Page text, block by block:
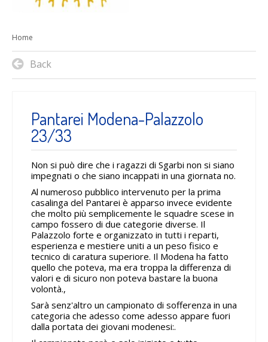
Home
Back
Pantarei Modena-Palazzolo
23/33
Non si può dire che i ragazzi di Sgarbi non si siano
impegnati o che siano incappati in una giornata no.
Al numeroso pubblico intervenuto per la prima
casalinga del Pantarei è apparso invece evidente
che molto più semplicemente le squadre scese in
campo fossero di due categorie diverse. Il
Palazzolo forte e organizzato in tutti i reparti,
esperienza e mestiere uniti a un peso fisico e
tecnico di caratura superiore. Il Modena ha fatto
quello che poteva, ma era troppa la differenza di
valori e di sicuro non poteva bastare la buona
volontà.,
Sarà senz'altro un campionato di sofferenza in una
categoria che adesso come adesso appare fuori
dalla portata dei giovani modenesi:.